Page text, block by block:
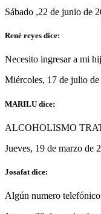
Sábado ,22 de junio de
René reyes dice:
Necesito ingresar a mi
Miércoles, 17 de julio de
MARILU dice:
ALCOHOLISMO
Jueves, 19 de marzo de
Josafat dice:
Algún numero telefónico